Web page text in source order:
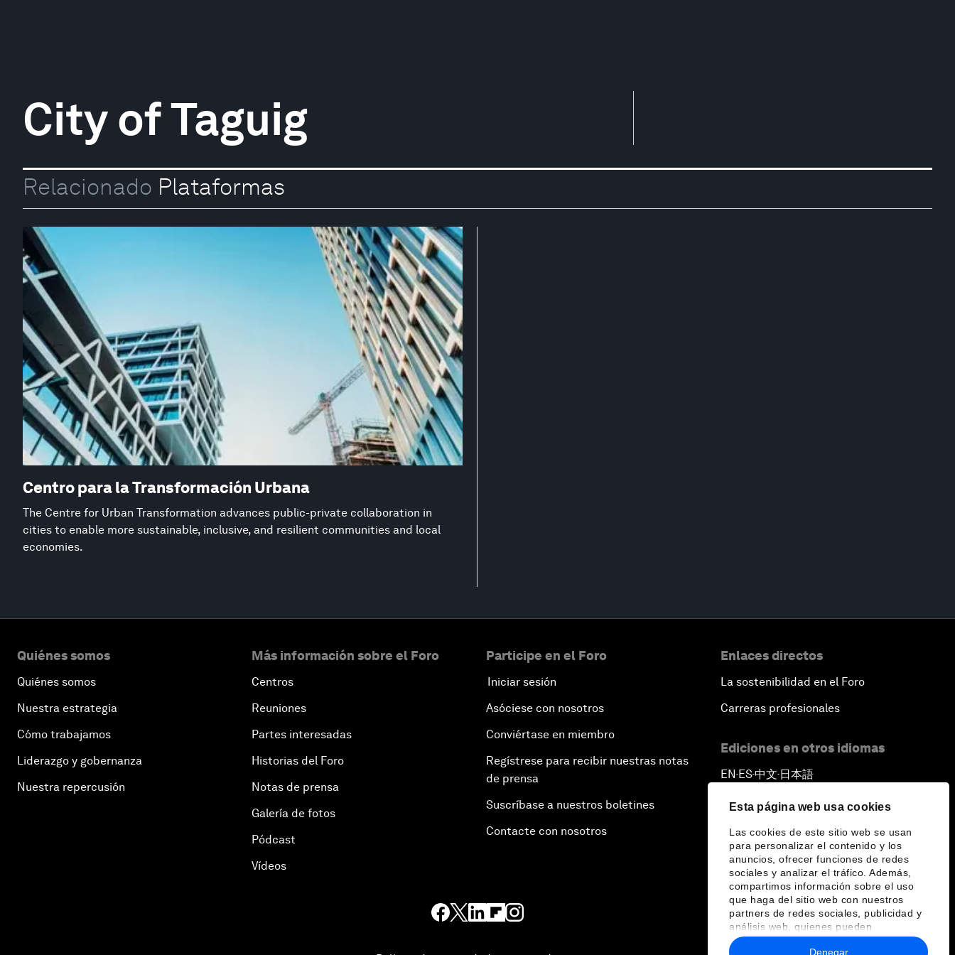
Esta página web usa cookies
Las cookies de este sitio web se usan
para personalizar el contenido y los
anuncios, ofrecer funciones de redes
sociales y analizar el tráfico. Además,
compartimos información sobre el uso
que haga del sitio web con nuestros
partners de redes sociales, publicidad y
análisis web, quienes pueden
combinarla con otra información que les
Denegar
City of Taguig
Relacionado Plataformas
Centro para la Transformación Urbana
The Centre for Urban Transformation advances public-private collaboration in
cities to enable more sustainable, inclusive, and resilient communities and local
economies.
Quiénes somos
Quiénes somos
Nuestra estrategia
Cómo trabajamos
Liderazgo y gobernanza
Nuestra repercusión
Más información sobre el Foro
Centros
Reuniones
Partes interesadas
Historias del Foro
Notas de prensa
Galería de fotos
Pódcast
Vídeos
Participe en el Foro
Iniciar sesión
Asóciese con nosotros
Conviértase en miembro
Regístrese para recibir nuestras notas
de prensa
Suscríbase a nuestros boletines
Contacte con nosotros
Enlaces directos
La sostenibilidad en el Foro
Carreras profesionales
Ediciones en otros idiomas
EN ▪ES▪中文▪ 日本語